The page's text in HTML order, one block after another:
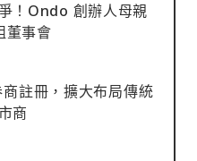
！Ondo 創辦人母親
董事會
註冊，擴大布局傳統
商